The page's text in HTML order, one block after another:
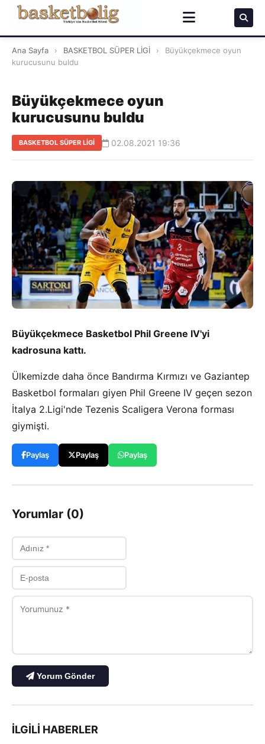
Ana Sayfa › BASKETBOL SÜPER LİGİ ›
Büyükçekmece oyun
kurucusunu buldu
Büyükçekmece oyun
kurucusunu buldu
BASKETBOL SÜPER LİGİ 02.08.2021 19:36
Büyükçekmece Basketbol Phil Greene IV'yi
kadrosuna kattı.
Ülkemizde daha önce Bandırma Kırmızı ve Gaziantep
Basketbol formaları giyen Phil Greene IV geçen sezon
İtalya 2.Ligi'nde Tezenis Scaligera Verona forması
giymişti.
Paylaş Paylaş Paylaş
Yorumlar (0)
Yorum Gönder
İLGILI HABERLER